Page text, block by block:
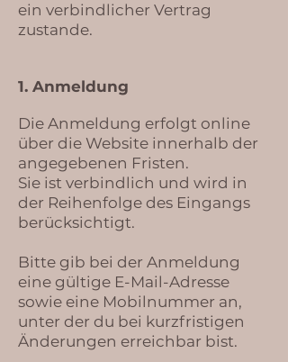
ein verbindlicher Vertrag
zustande.
1. Anmeldung
Die Anmeldung erfolgt online
über die Website innerhalb der
angegebenen Fristen.
Sie ist verbindlich und wird in
der Reihenfolge des Eingangs
berücksichtigt.
Bitte gib bei der Anmeldung
eine gültige E-Mail-Adresse
sowie eine Mobilnummer an,
unter der du bei kurzfristigen
Änderungen erreichbar bist.